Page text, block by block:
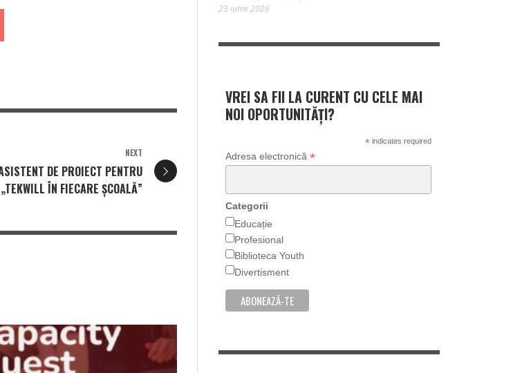
NEXT
DE PROIECT PENTRU
„TEKWILL ÎN FIECARE ȘCOALĂ”
23 iunie 2026
VREI SA FII LA CURENT CU CELE MAI
NOI OPORTUNITĂȚI?
*indicates required
Adresa electronică *
Categorii
Educație
Profesional
Biblioteca Youth
Divertisment